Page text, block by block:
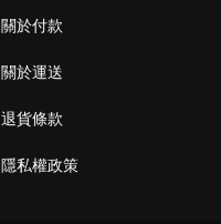
關於付款
關於運送
退貨條款
隱私權政策